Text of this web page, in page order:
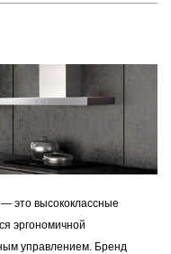
это высококлассные
эргономичной
управлением. Бренд